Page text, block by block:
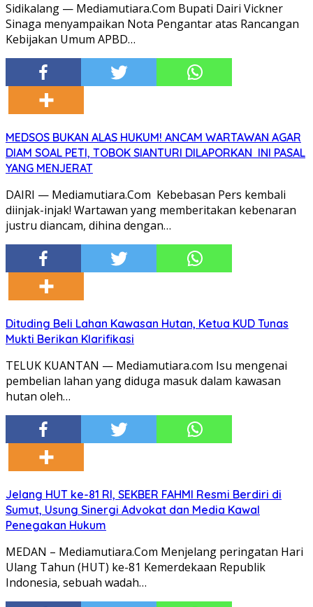
Sidikalang — Mediamutiara.Com Bupati Dairi Vickner
Sinaga menyampaikan Nota Pengantar atas Rancangan
Kebijakan Umum APBD…
MEDSOS BUKAN ALAS HUKUM! ANCAM WARTAWAN AGAR
DIAM SOAL PETI, TOBOK SIANTURI DILAPORKAN INI PASAL
YANG MENJERAT
DAIRI — Mediamutiara.Com Kebebasan Pers kembali
diinjak-injak! Wartawan yang memberitakan kebenaran
justru diancam, dihina dengan…
Dituding Beli Lahan Kawasan Hutan, Ketua KUD Tunas
Mukti Berikan Klarifikasi
TELUK KUANTAN — Mediamutiara.com Isu mengenai
pembelian lahan yang diduga masuk dalam kawasan
hutan oleh…
Jelang HUT ke-81 RI, SEKBER FAHMI Resmi Berdiri di
Sumut, Usung Sinergi Advokat dan Media Kawal
Penegakan Hukum
MEDAN – Mediamutiara.Com Menjelang peringatan Hari
Ulang Tahun (HUT) ke-81 Kemerdekaan Republik
Indonesia, sebuah wadah…